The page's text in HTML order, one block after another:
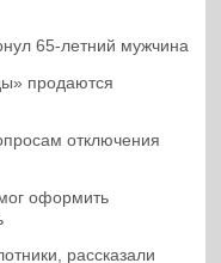
65-летний мужчина
продаются
отключения
оформить
рассказали